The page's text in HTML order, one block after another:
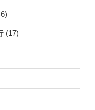
(17)